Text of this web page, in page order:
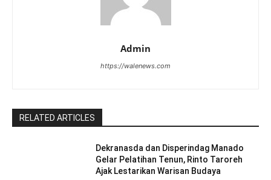
Admin
https://walenews.com
RELATED ARTICLES
Dekranasda dan Disperindag Manado
Gelar Pelatihan Tenun, Rinto Taroreh
Ajak Lestarikan Warisan Budaya